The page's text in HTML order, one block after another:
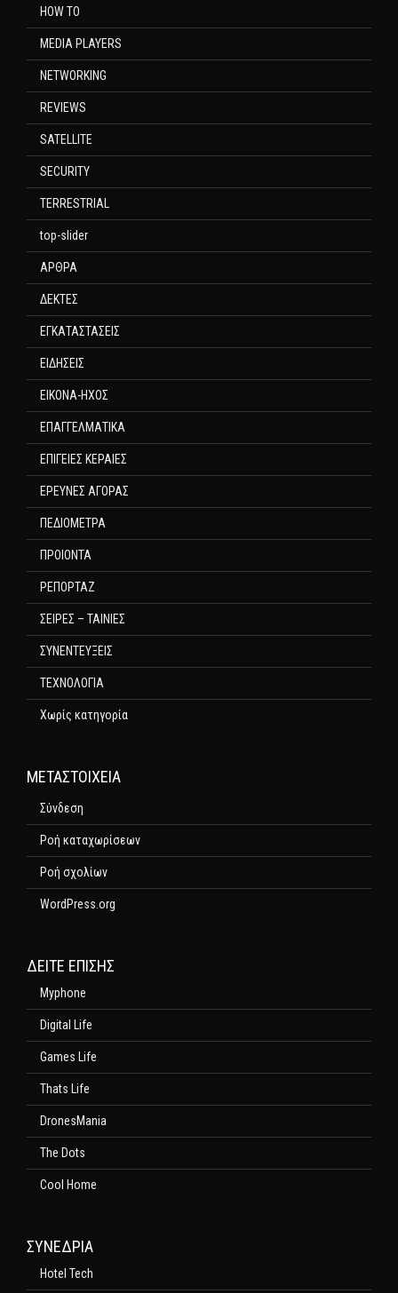
HOW TO
MEDIA PLAYERS
NETWORKING
REVIEWS
SATELLITE
SECURITY
TERRESTRIAL
top-slider
ΑΡΘΡΑ
ΔΕΚΤΕΣ
ΕΓΚΑΤΑΣΤΑΣΕΙΣ
ΕΙΔΗΣΕΙΣ
ΕΙΚΟΝΑ-ΗΧΟΣ
ΕΠΑΓΓΕΛΜΑΤΙΚΑ
ΕΠΙΓΕΙΕΣ ΚΕΡΑΙΕΣ
ΕΡΕΥΝΕΣ ΑΓΟΡΑΣ
ΠΕΔΙΟΜΕΤΡΑ
ΠΡΟΙΟΝΤΑ
ΡΕΠΟΡΤΑΖ
ΣΕΙΡΕΣ – ΤΑΙΝΙΕΣ
ΣΥΝΕΝΤΕΥΞΕΙΣ
ΤΕΧΝΟΛΟΓΙΑ
Χωρίς κατηγορία
ΜΕΤΑΣΤΟΙΧΕΊΑ
Σύνδεση
Ροή καταχωρίσεων
Ροή σχολίων
WordPress.org
ΔΕΊΤΕ ΕΠΊΣΗΣ
Myphone
Digital Life
Games Life
Thats Life
DronesMania
The Dots
Cool Home
ΣΥΝΕΔΡΙΑ
Hotel Tech